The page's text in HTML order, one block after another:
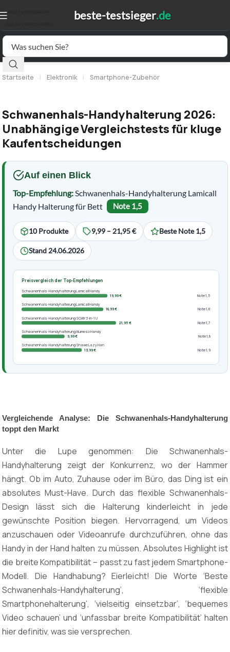
Startseite | Elektronik | Smartphone-Zubehör
Schwanenhals-Handyhalterung 2026:
Unabhängige Vergleichstests für kluge
Kaufentscheidungen
Auf einen Blick
Top-Empfehlung:Schwanenhals-Handyhalterung Lamicall
Handy Halterung für Bett
Note 1,5
10 Produkte 9,99 – 21,95 € Beste Note 1,5
Stand 24.06.2026
Preisvergleich der Top-Empfehlungen
Schwanenhals-Handyhalterung Lamicall Handy
19,99 €
Note 1,5
Schwanenhals-Handyhalterung Lamicall Handy
18,99 €
Note 1,6
Schwanenhals-Handyhalterung SOAIY 3-in-1 U
21,95 €
Note 1,7
Schwanenhals-Handyhalterung Xiumeso Handy
9,99 €
Note 1,8
Schwanenhals-Handyhalterung Shawe Lazy Han
13,99 €
Note 1,9
Vergleichende Analyse: Die Schwanenhals-Handyhalterung
toppt den Markt
Unter die Lupe genommen: Die Schwanenhals-
Handyhalterung zeigt der Konkurrenz, wo der Hammer
hängt. Ob im Auto, Zuhause oder im Büro, das Ding ist ein
absolutes Must-Have. Durch das flexible Schwanenhals-
Design lässt sich die Halterung kinderleicht in jede
gewünschte Position biegen. Hervorragend, um Videos
anzuschauen oder Videoanrufe durchzuführen, ohne das
Handy in der Hand halten zu müssen. Absolutes Highlight ist
die breite Kompatibilität – passt zu fast jedem Smartphone-
Modell. Die Handhabung? Eierleicht! Die Worte ‘Beste
Schwanenhals-Handyhalterung’, ‘flexible
Smartphonehalterung’, ‘vielseitig einsetzbar’, ‘bequemes
Video schauen’ und ‘unfassbar breite Kompatibilität’ halten
hier definitiv, was sie versprechen.